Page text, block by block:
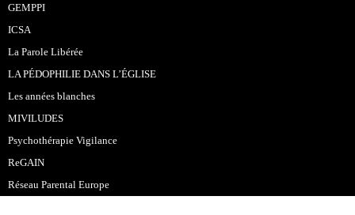
GEMPPI
ICSA
La Parole Libérée
LA PÉDOPHILIE DANS L’ÉGLISE
Les années blanches
MIVILUDES
Psychothérapie Vigilance
ReGAIN
Réseau Parental Europe